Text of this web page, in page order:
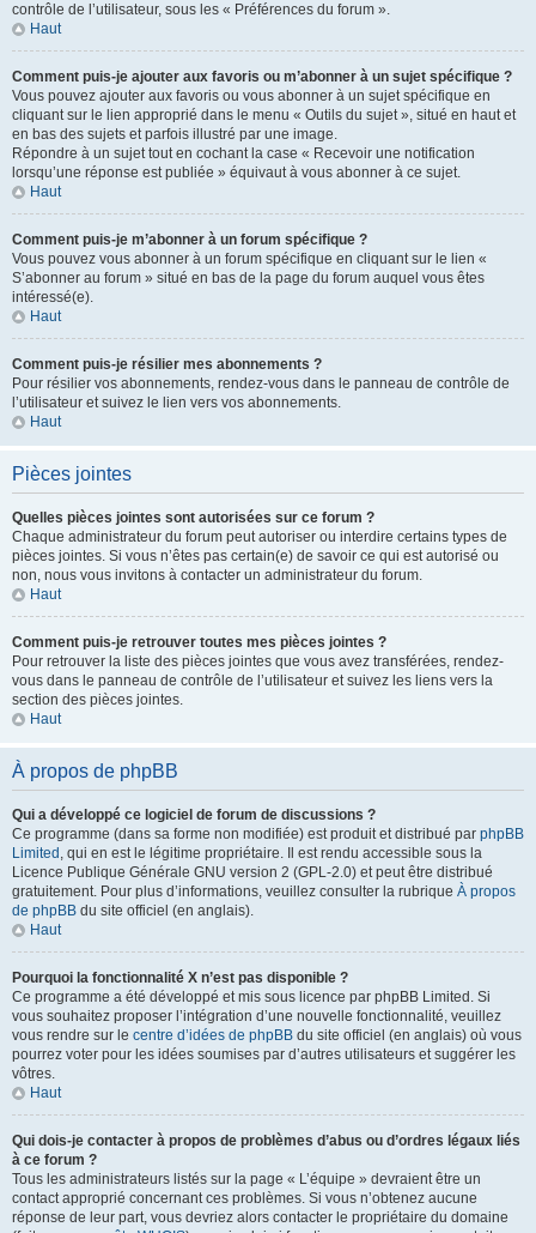
contrôle de l’utilisateur, sous les « Préférences du forum ».
Haut
Comment puis-je ajouter aux favoris ou m’abonner à un sujet spécifique ?
Vous pouvez ajouter aux favoris ou vous abonner à un sujet spécifique en
cliquant sur le lien approprié dans le menu « Outils du sujet », situé en haut et
en bas des sujets et parfois illustré par une image.
Répondre à un sujet tout en cochant la case « Recevoir une notification
lorsqu’une réponse est publiée » équivaut à vous abonner à ce sujet.
Haut
Comment puis-je m’abonner à un forum spécifique ?
Vous pouvez vous abonner à un forum spécifique en cliquant sur le lien «
S’abonner au forum » situé en bas de la page du forum auquel vous êtes
intéressé(e).
Haut
Comment puis-je résilier mes abonnements ?
Pour résilier vos abonnements, rendez-vous dans le panneau de contrôle de
l’utilisateur et suivez le lien vers vos abonnements.
Haut
Pièces jointes
Quelles pièces jointes sont autorisées sur ce forum ?
Chaque administrateur du forum peut autoriser ou interdire certains types de
pièces jointes. Si vous n’êtes pas certain(e) de savoir ce qui est autorisé ou
non, nous vous invitons à contacter un administrateur du forum.
Haut
Comment puis-je retrouver toutes mes pièces jointes ?
Pour retrouver la liste des pièces jointes que vous avez transférées, rendez-
vous dans le panneau de contrôle de l’utilisateur et suivez les liens vers la
section des pièces jointes.
Haut
À propos de phpBB
Qui a développé ce logiciel de forum de discussions ?
Ce programme (dans sa forme non modifiée) est produit et distribué par phpBB
Limited , qui en est le légitime propriétaire. Il est rendu accessible sous la
Licence Publique Générale GNU version 2 (GPL-2.0) et peut être distribué
gratuitement. Pour plus d’informations, veuillez consulter la rubrique À propos
de phpBB du site officiel (en anglais).
Haut
Pourquoi la fonctionnalité X n’est pas disponible ?
Ce programme a été développé et mis sous licence par phpBB Limited. Si
vous souhaitez proposer l’intégration d’une nouvelle fonctionnalité, veuillez
vous rendre sur le centre d’idées de phpBB du site officiel (en anglais) où vous
pourrez voter pour les idées soumises par d’autres utilisateurs et suggérer les
vôtres.
Haut
Qui dois-je contacter à propos de problèmes d’abus ou d’ordres légaux liés
à ce forum ?
Tous les administrateurs listés sur la page « L’équipe » devraient être un
contact approprié concernant ces problèmes. Si vous n’obtenez aucune
réponse de leur part, vous devriez alors contacter le propriétaire du domaine